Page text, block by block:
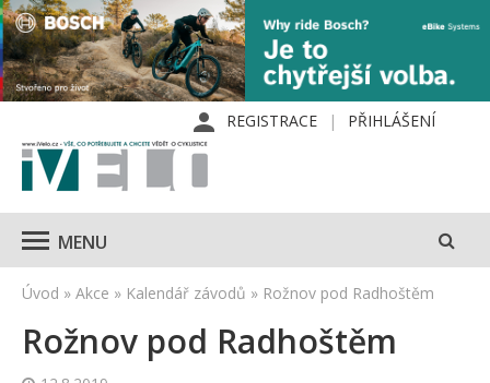
REGISTRACE PŘIHLÁŠENÍ
MENU
Úvod » Akce » Kalendář závodů » Rožnov pod Radhoštěm
Rožnov pod Radhoštěm